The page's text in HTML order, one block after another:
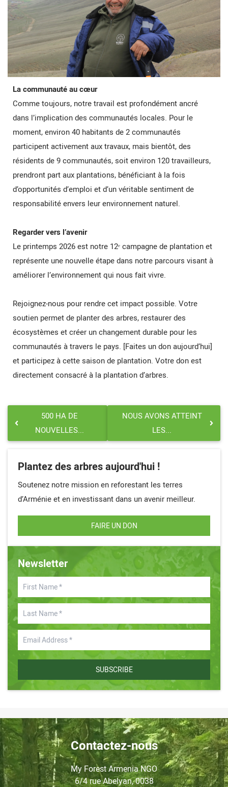
La communauté au cœur
Comme toujours, notre travail est profondément ancré
dans l’implication des communautés locales. Pour le
moment, environ 40 habitants de 2 communautés
participent activement aux travaux, mais bientôt, des
résidents de 9 communautés, soit environ 120 travailleurs,
prendront part aux plantations, bénéficiant à la fois
d’opportunités d’emploi et d’un véritable sentiment de
responsabilité envers leur environnement naturel.
Regarder vers l’avenir
Le printemps 2026 est notre 12ᵉ campagne de plantation et
représente une nouvelle étape dans notre parcours visant à
améliorer l’environnement qui nous fait vivre.
Rejoignez-nous pour rendre cet impact possible. Votre
soutien permet de planter des arbres, restaurer des
écosystèmes et créer un changement durable pour les
communautés à travers le pays. [Faites un don aujourd’hui]
et participez à cette saison de plantation. Votre don est
directement consacré à la plantation d’arbres.
500 HA DE
NOUVELLES...
NOUS AVONS ATTEINT
LES...
Plantez des arbres aujourd'hui !
Soutenez notre mission en reforestant les terres
d’Arménie et en investissant dans un avenir meilleur.
FAIRE UN DON
Newsletter
SUBSCRIBE
Contactez-nous
My Forest Armenia NGO
6/4 rue Abelyan, 0038